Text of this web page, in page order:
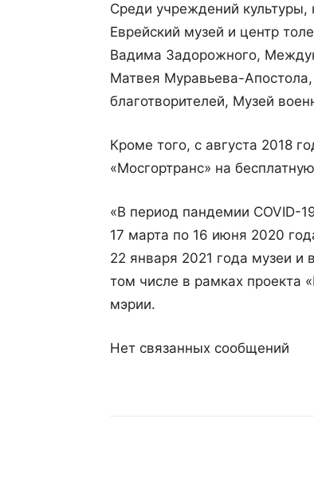
Среди учреждений
Еврейский музей и центр
Вадима Задорожного,
Матвея Муравьева-
благотворителей, Музей
Кроме того, с августа 2018
«Мосгортранс» на
«В период пандемии COVID-
17 марта по 16 июня 2020
22 января 2021 года музеи
том числе в рамках
мэрии.
Нет связанных сообщений